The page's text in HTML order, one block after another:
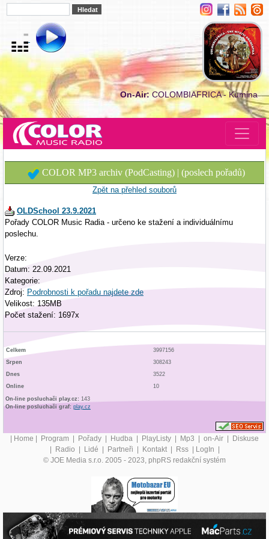
On-Air:COLOMBIAFRICA - Kumina
COLOR MP3 archiv (PodCasting) | (poslech pořadů)
Zpět na přehled souborů
OLDSchool 23.9.2021
Pořady COLOR Music Radia - určeno ke stažení a individuálnímu
poslechu.
Verze:
Datum: 22.09.2021
Kategorie:
Zdroj: Podrobnosti k pořadu najdete zde
Velikost: 135MB
Počet stažení: 1697x
Celkem
3997156
Srpen
308243
Dnes
3522
Online
10
On-line posluchači play.cz: 143
On-line posluchači graf: play.cz
| Home | Program | Pořady | Hudba | PlayListy | Mp3 | on-Air | Diskuse
| Radio | Lidé | Partneři | Kontakt | Rss | LogIn |
© JOE Media s.r.o. 2005 - 2023, phpRS redakční systém